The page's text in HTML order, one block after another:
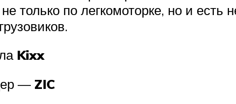
только по легкомоторке, но и есть
Kixx
— ZIC